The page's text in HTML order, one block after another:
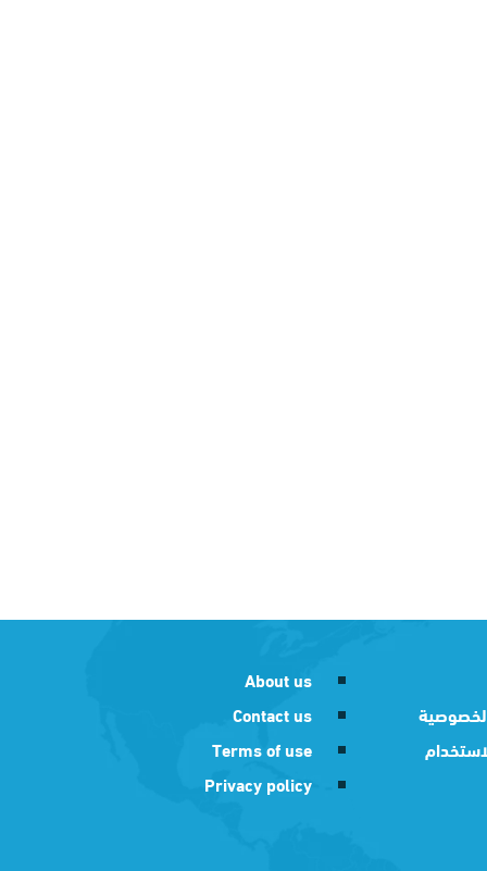
About us
Contact us
Terms of use
Privacy policy